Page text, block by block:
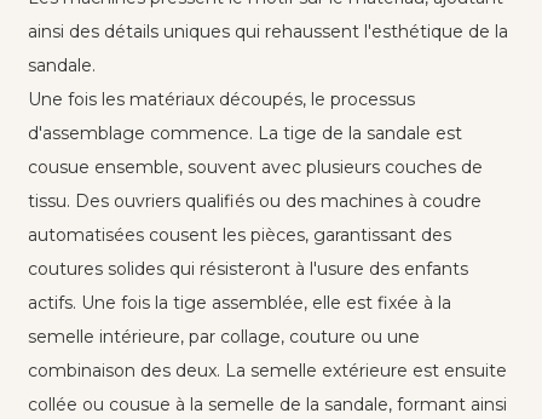
ainsi des détails uniques qui rehaussent l'esthétique de la
sandale.
Une fois les matériaux découpés, le processus
d'assemblage commence. La tige de la sandale est
cousue ensemble, souvent avec plusieurs couches de
tissu. Des ouvriers qualifiés ou des machines à coudre
automatisées cousent les pièces, garantissant des
coutures solides qui résisteront à l'usure des enfants
actifs. Une fois la tige assemblée, elle est fixée à la
semelle intérieure, par collage, couture ou une
combinaison des deux. La semelle extérieure est ensuite
collée ou cousue à la semelle de la sandale, formant ainsi